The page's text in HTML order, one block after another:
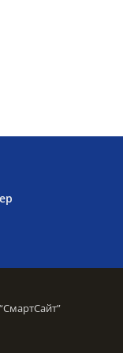
СмартСайт”